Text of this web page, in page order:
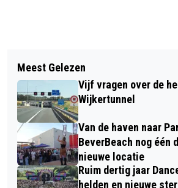
GEEF EEN PRENTENBOEK
AAN DE
100STE EDITIE
HARDDRAVERIJ OP DE
Meest Gelezen
Vijf vragen over de
Wijkertunnel
Van de haven naar
BeverBeach nog één
nieuwe locatie
Ruim dertig jaar
helden en nieuwe